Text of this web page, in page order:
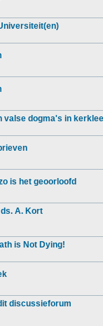
valse dogma's in
is het geoorloofd
A. Kort
is Not Dying!
discussieforum